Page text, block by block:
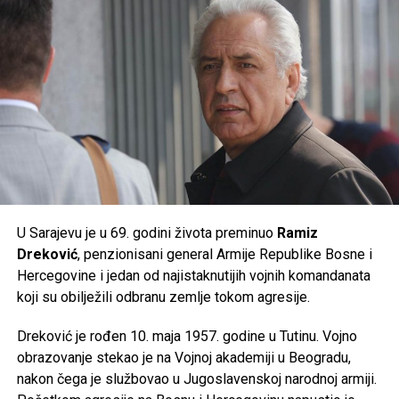
Izvoe:saff.ba
Share
Share
donijeti ekstremne ljetne vrućine kakve se rijetko bilježe.
Share
Share
U Sarajevu je u 69. godini života preminuo Ramiz
Dreković, penzionisani general Armije Republike Bosne i
Hercegovine i jedan od najistaknutijih vojnih komandanata
koji su obilježili odbranu zemlje tokom agresije.
Dreković je rođen 10. maja 1957. godine u Tutinu. Vojno
obrazovanje stekao je na Vojnoj akademiji u Beogradu,
nakon čega je službovao u Jugoslavenskoj narodnoj armiji.